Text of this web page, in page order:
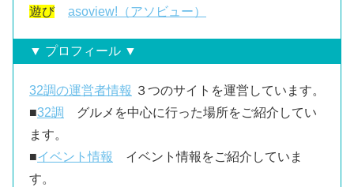
遊び
asoview!（アソビュー）
▼ プロフィール ▼
32調の運営者情報 ３つのサイトを運営しています。
■32調
グルメを中心に行った場所をご紹介してい
ます。
■イベント情報
イベント情報をご紹介していま
す。